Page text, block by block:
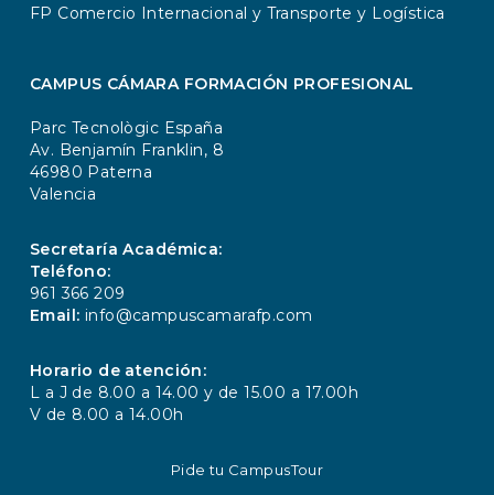
FP Comercio Internacional y Transporte y Logística
CAMPUS CÁMARA FORMACIÓN PROFESIONAL
Parc Tecnològic España
Av. Benjamín Franklin, 8
46980 Paterna
Valencia
Secretaría Académica:
Teléfono:
961 366 209
Email: info@campuscamarafp.com
Horario de atención:
L a J de 8.00 a 14.00 y de 15.00 a 17.00h
V de 8.00 a 14.00h
Pide tu CampusTour